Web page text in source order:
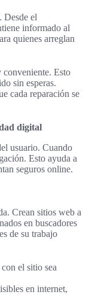
Desde el
informado al
quienes arreglan
conveniente. Esto
sin esperas.
cada reparación se
digital
usuario. Cuando
Esto ayuda a
seguros online.
Crean sitios web a
en buscadores
de su trabajo
el sitio sea
en internet,